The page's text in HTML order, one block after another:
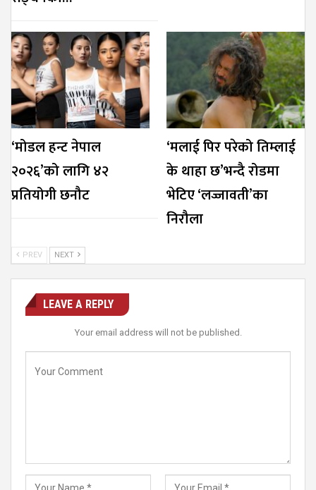
‘मोडल हन्ट नेपाल
२०२६’को लागि ४२
प्रतियोगी छनौट
‘मलाई पिर परेको तिम्लाई
के थाहा छ’भन्दै रोडमा
भेटिए ‘लज्जावती’का
निरौला
PREV NEXT
LEAVE A REPLY
Your email address will not be published.